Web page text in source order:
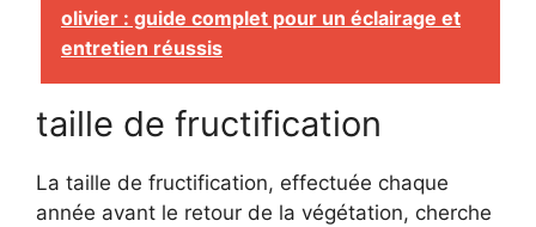
olivier : guide complet pour un éclairage et
entretien réussis
taille de fructification
La taille de fructification, effectuée chaque
année avant le retour de la végétation, cherche